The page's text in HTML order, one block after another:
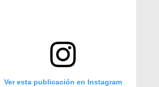
Ver esta publicación en Instagram